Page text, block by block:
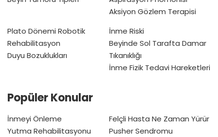
Aksiyon Gözlem Terapisi
Plato Dönemi Robotik
Rehabilitasyon
Duyu Bozuklukları
İnme Riski
Beyinde Sol Tarafta Damar
Tıkanıklığı
İnme Fizik Tedavi Hareketleri
Popüler Konular
İnmeyi Önleme
Yutma Rehabilitasyonu
Felçli Hasta Ne Zaman Yürür
Pusher Sendromu